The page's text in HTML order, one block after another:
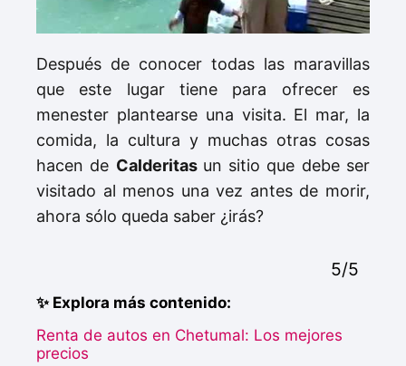
Después de conocer todas las maravillas
que este lugar tiene para ofrecer es
menester plantearse una visita. El mar, la
comida, la cultura y muchas otras cosas
hacen de Calderitas un sitio que debe ser
visitado al menos una vez antes de morir,
ahora sólo queda saber ¿irás?
5/5
✨ Explora más contenido:
Renta de autos en Chetumal: Los mejores
precios